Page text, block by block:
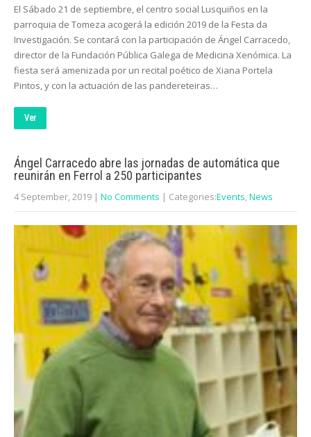
El Sábado 21 de septiembre, el centro social Lusquiños en la
parroquia de Tomeza acogerá la edición 2019 de la Festa da
Investigación. Se contará con la participación de Ángel Carracedo,
director de la Fundación Pública Galega de Medicina Xenómica. La
fiesta será amenizada por un recital poético de Xiana Portela
Pintos, y con la actuación de las pandereteiras…
Ver
Ángel Carracedo abre las jornadas de automática que
reunirán en Ferrol a 250 participantes
4 September, 2019 | No Comments | Categories:Events,News